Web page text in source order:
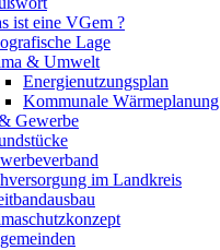
ist eine VGem ?
Lage
& Umwelt
Energienutzungsplan
Kommunale Wärmeplanung
Gewerbe
im Landkreis